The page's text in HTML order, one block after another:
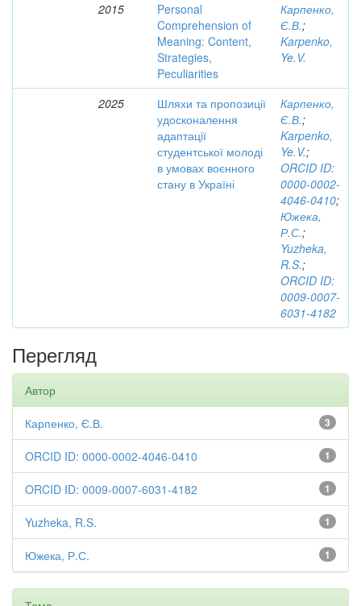
2015
Personal
Comprehension of
Meaning: Content,
Strategies,
Peculiarities
Карпенко,
Є.В.;
Karpenko,
Ye.V.
2025
Шляхи та пропозиції
удосконалення
адаптації
студентської молоді
в умовах воєнного
стану в Україні
Карпенко,
Є.В.;
Karpenko,
Ye.V.;
ORCID ID:
0000-0002-
4046-0410;
Южека,
Р.С.;
Yuzheka,
R.S.;
ORCID ID:
0009-0007-
6031-4182
Перегляд
Автор
3
Карпенко, Є.В.
1
ORCID ID: 0000-0002-4046-0410
1
ORCID ID: 0009-0007-6031-4182
1
Yuzheka, R.S.
1
Южека, Р.С.